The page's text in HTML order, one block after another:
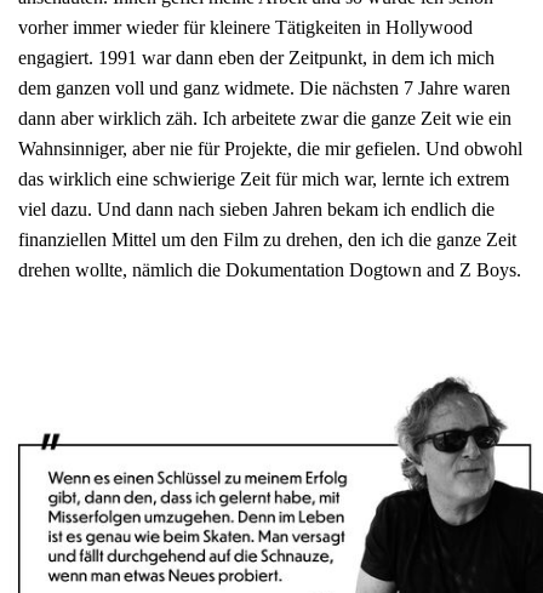
vorher immer wieder für kleinere Tätigkeiten in Hollywood
engagiert. 1991 war dann eben der Zeitpunkt, in dem ich mich
dem ganzen voll und ganz widmete. Die nächsten 7 Jahre waren
dann aber wirklich zäh. Ich arbeitete zwar die ganze Zeit wie ein
Wahnsinniger, aber nie für Projekte, die mir gefielen. Und obwohl
das wirklich eine schwierige Zeit für mich war, lernte ich extrem
viel dazu. Und dann nach sieben Jahren bekam ich endlich die
finanziellen Mittel um den Film zu drehen, den ich die ganze Zeit
drehen wollte, nämlich die Dokumentation Dogtown and Z Boys.